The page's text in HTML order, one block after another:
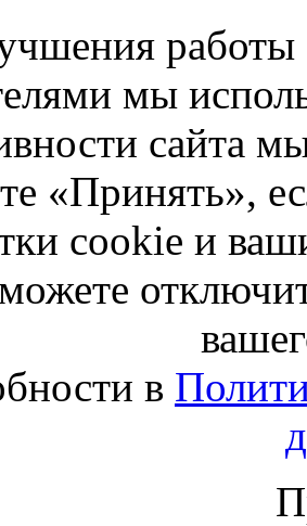
работы
мы
сайта
«Принять»,
cookie и
можете
в